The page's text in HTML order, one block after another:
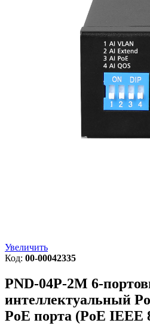
Увеличить
Код: 00-00042335
PND-04P-2M 6-
интеллектуальный
PoE порта (PoE IEEE